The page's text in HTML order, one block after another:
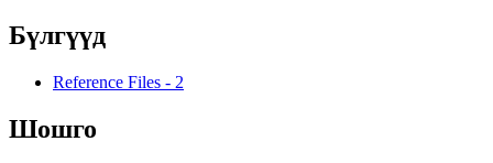
Бүлгүүд
Reference Files - 2
Шошго